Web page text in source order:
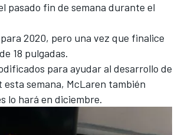
pasado fin de semana durante el
2020, pero una vez que finalice
18 pulgadas.
para ayudar al desarrollo de
esta semana, McLaren también
lo hará en diciembre.